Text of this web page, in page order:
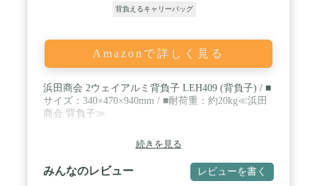
背負えるキャリーバッグ
Amazonで詳しく見る
浜田商会 2ウェイアルミ背負子 LEH409 (背負子) / ■
サイズ：340×470×940mm / ■耐荷重：約20kg≪浜田
商会 背負子≫
続きを見る
みんなのレビュー レビューを書く